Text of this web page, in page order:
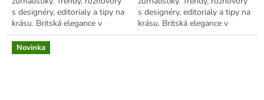
s designéry, editorialy a tipy na
krásu. Britská elegance v
každém čísle. 👗✨
s designéry, editorialy a tipy na
krásu. Britská elegance v
každém čísle. 👗✨
Novinka